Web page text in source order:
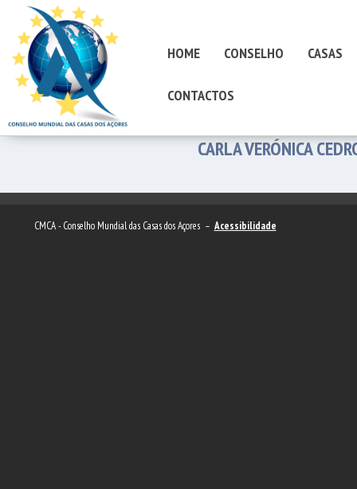
HOME CONSELHO CASAS
CONTACTOS
CARLA VERÓNICA
CMCA - Conselho Mundial das Casas dos Açores – Acessibilidade